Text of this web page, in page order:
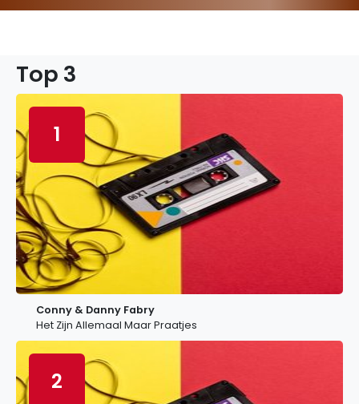
Top 3
1
Conny & Danny Fabry
Het Zijn Allemaal Maar Praatjes
2